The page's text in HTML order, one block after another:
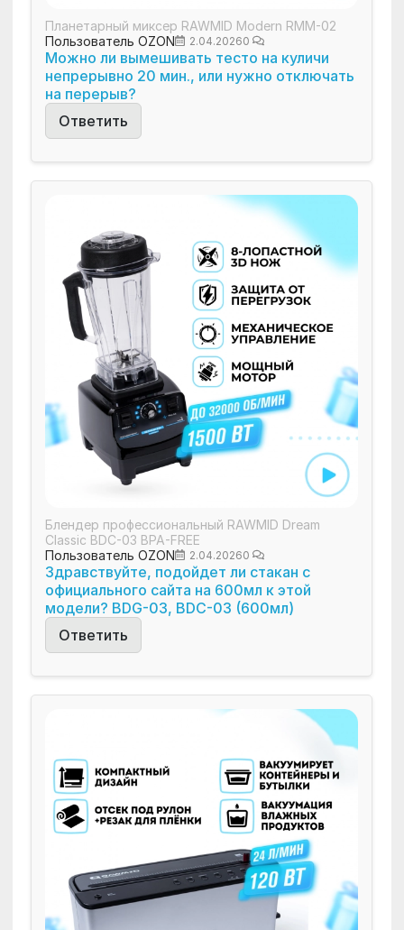
Планетарный миксер RAWMID Modern RMM-02
Пользователь OZON
2.04.20260
Можно ли вымешивать тесто на куличи
непрерывно 20 мин., или нужно отключать
на перерыв?
Ответить
Блендер профессиональный RAWMID Dream
Classic BDC-03 BPA-FREE
Пользователь OZON
2.04.20260
Здравствуйте, подойдет ли стакан с
официального сайта на 600мл к этой
модели? ВDG-03, BDC-03 (600мл)
Ответить